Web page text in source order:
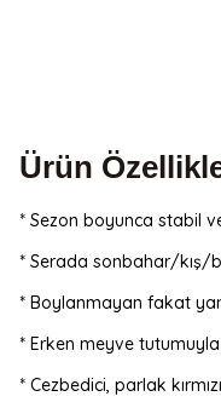
Ürün
* Sezon boyunca stabil
* Serada sonbahar/kış/
* Boylanmayan fakat
* Erken meyve
* Cezbedici, parlak